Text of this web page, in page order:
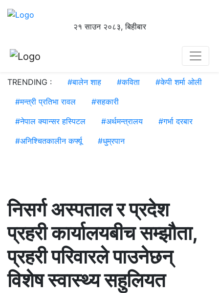
२१ साउन २०८३, बिहीबार
TRENDING : #बालेन शाह #कविता #केपी शर्मा ओली
#मन्त्री प्रतिभा रावल #सहकारी
#नेपाल क्यान्सर हस्पिटल #अर्थमन्त्रालय #गर्भा दरबार
#अनिश्चितकालीन कर्फ्यू #धुम्रपान
निसर्ग अस्पताल र प्रदेश
प्रहरी कार्यालयबीच सम्झौता,
प्रहरी परिवारले पाउनेछन्
विशेष स्वास्थ्य सहुलियत